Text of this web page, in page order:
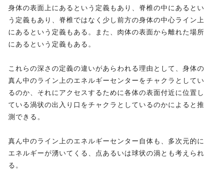
身体の表面上にあるという定義もあり、脊椎の中にあるとい
う定義もあり、脊椎ではなく少し前方の身体の中心ライン上
にあるという定義もある。また、肉体の表面から離れた場所
にあるという定義もある。
これらの深さの定義の違いがあらわれる理由として、身体の
真ん中のライン上のエネルギーセンターをチャクラとしてい
るのか、それにアクセスするために各体の表面付近に位置し
ている渦状の出入り口をチャクラとしているのかによると推
測できる。
真ん中のライン上のエネルギーセンター自体も、多次元的に
エネルギーが湧いてくる、点あるいは球状の渦とも考えられ
る。